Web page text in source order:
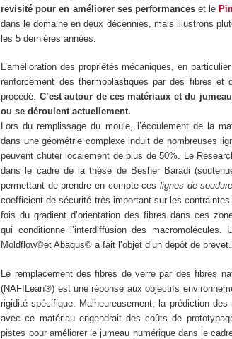
revisité pour en améliorer ses performances et le
dans le domaine en deux décennies, mais illustrons
les 5 dernières années.
L’amélioration des propriétés mécaniques, en
renforcement des thermoplastiques par des fibres et
procédé. C’est autour de ces matériaux et du
ou se déroulent actuellement.
Lors du remplissage du moule, l’écoulement de la
dans une géométrie complexe induit de nombreuses
peuvent chuter localement de plus de 50%. Le
dans le cadre de la thèse de Besher Baradi
permettant de prendre en compte ces lignes de soudure
coefficient de sécurité très important sur les
fois du gradient d’orientation des fibres dans ces
qui conditionne l’interdiffusion des
Moldflow©et Abaqus© a fait l’objet d’un dépôt de brevet.
Le remplacement des fibres de verre par des fibres
(NAFILean®) est une réponse aux objectifs
rigidité spécifique. Malheureusement, la prédiction
avec ce matériau engendrait des coûts de
pistes pour améliorer le jumeau numérique dans le